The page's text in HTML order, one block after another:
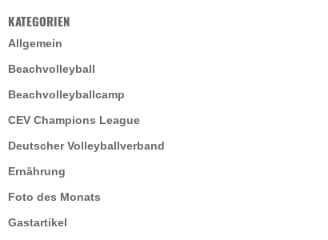
KATEGORIEN
Allgemein
Beachvolleyball
Beachvolleyballcamp
CEV Champions League
Deutscher Volleyballverband
Ernährung
Foto des Monats
Gastartikel